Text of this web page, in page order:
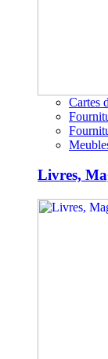
Cartes
Livres,